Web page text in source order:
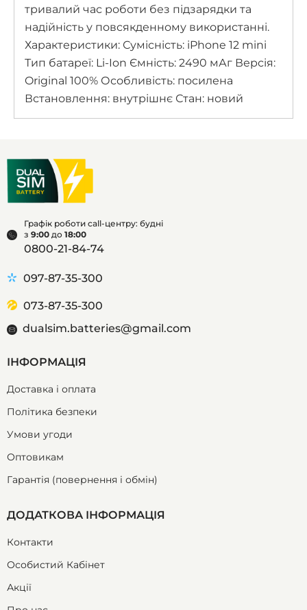
тривалий час роботи без підзарядки та
надійність у повсякденному використанні.
Характеристики: Сумісність: iPhone 12 mini
Тип батареї: Li-Ion Ємність: 2490 мАг Версія:
Original 100% Особливість: посилена
Встановлення: внутрішнє Стан: новий
Графік роботи call-центру: будні
з 9:00 до 18:00
0800-21-84-74
097-87-35-300
073-87-35-300
dualsim.batteries@gmail.com
ІНФОРМАЦІЯ
Доставка і оплата
Політика безпеки
Умови угоди
Оптовикам
Гарантія (повернення і обмін)
ДОДАТКОВА ІНФОРМАЦІЯ
Контакти
Особистий Кабінет
Акції